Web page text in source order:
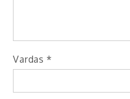
Vardas *